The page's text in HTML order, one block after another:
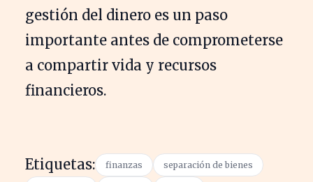
gestión del dinero es un paso
importante antes de comprometerse
a compartir vida y recursos
financieros.
Etiquetas: finanzas separación de bienes